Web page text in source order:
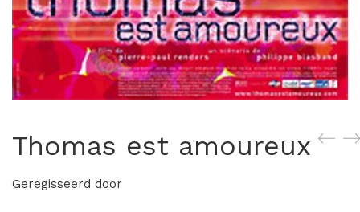
Thomas est amoureux
Geregisseerd door